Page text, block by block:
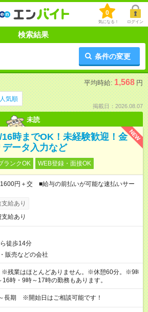
0
気になる！ ログイン
検索結果
条件の変更
平均時給: 1,568 円
人気順
掲載日：2026.08.07
未読
NEW
16時までOK！未経験歓迎！金
ータ入力など
ランクOK WEB登録・面接OK
円＋交 ■給与の前払いが可能な速払いサー
給あり
給あり
徒歩14分
販売などの会社
残業はほとんどありません。※休憩60分。※9時
16時・9時～17時の勤務もあります。
長期 ※開始日はご相談可能です！